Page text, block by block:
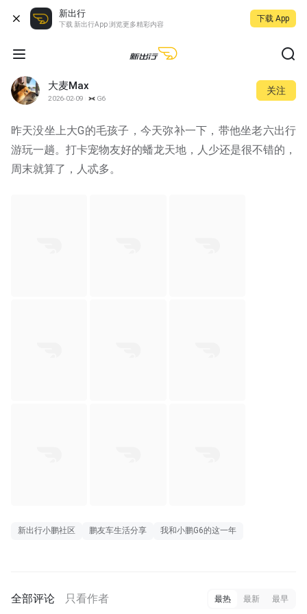
新出行
下载 新出行App 浏览更多精彩内容
下载 App
大麦Max
2026-02-09 G6
关注
昨天没坐上大G的毛孩子，今天弥补一下，带他坐老六出行
游玩一趟。打卡宠物友好的蟠龙天地，人少还是很不错的，
周末就算了，人忒多。
新出行小鹏社区 鹏友车生活分享 我和小鹏G6的这一年
全部评论 只看作者 最热 最新 最早